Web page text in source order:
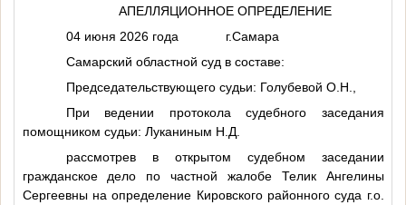
АПЕЛЛЯЦИОННОЕ ОПРЕДЕЛЕНИЕ
04 июня 2026 года г.Самара
Самарский областной суд в составе:
Председательствующего судьи: Голубевой О.Н.,
При ведении протокола судебного заседания
помощником судьи: Луканиным Н.Д.
рассмотрев в открытом судебном заседании
гражданское дело по частной жалобе Телик Ангелины
Сергеевны на определение Кировского районного суда г.о.